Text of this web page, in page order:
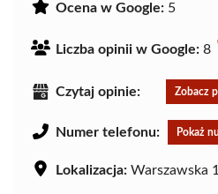
Ocena w Google: 5
Liczba opinii w Google: 8
Czytaj opinie: Zobacz
Numer telefonu: Pokaż
Lokalizacja: Warszawska